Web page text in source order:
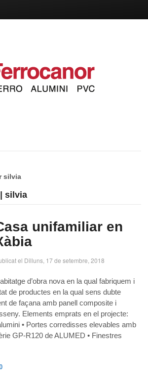
silvia
silvia
unifamiliar en
el Dilluns, 17 de setembre, 2018
d’obra nova en la qual fabriquem i
de productes en la qual sens dubte
de façana amb panell composite i
Elements emprats en el projecte:
• Portes corredisses elevables amb
GP-R120 de ALUMED • Finestres